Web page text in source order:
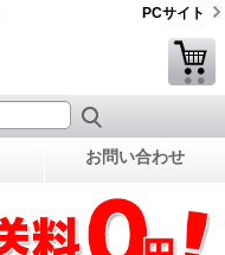
PCサイト
お問い合わせ